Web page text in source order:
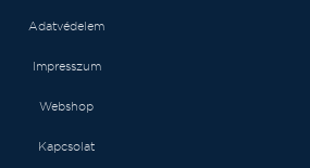
Adatvédelem
Impresszum
Webshop
Kapcsolat